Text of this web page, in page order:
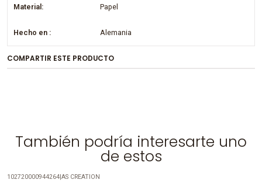
Material: Papel
Hecho en : Alemania
COMPARTIR ESTE PRODUCTO
También podría interesarte uno
de estos
102720000944264|AS CREATION